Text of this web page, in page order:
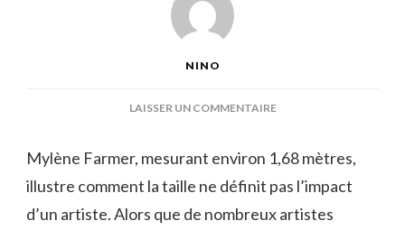
NINO
LAISSER UN COMMENTAIRESUR
TAILLE
Mylène Farmer, mesurant environ 1,68 mètres,
illustre comment la taille ne définit pas l’impact
d’un artiste. Alors que de nombreux artistes